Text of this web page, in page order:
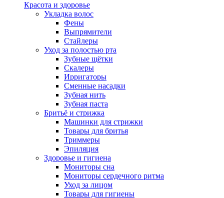
Красота и здоровье
Укладка волос
Фены
Выпрямители
Стайлеры
Уход за полостью рта
Зубные щётки
Скалеры
Ирригаторы
Сменные насадки
Зубная нить
Зубная паста
Бритьё и стрижка
Машинки для стрижки
Товары для бритья
Триммеры
Эпиляция
Здоровье и гигиена
Мониторы сна
Мониторы сердечного ритма
Уход за лицом
Товары для гигиены